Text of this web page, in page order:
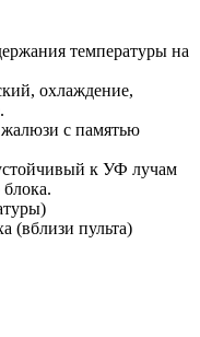
температуры на
охлаждение,
с памятью
к УФ лучам
(вблизи пульта)